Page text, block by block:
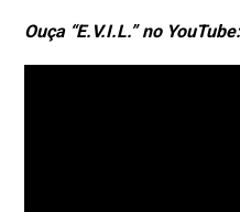
Ouça “E.V.I.L.” no